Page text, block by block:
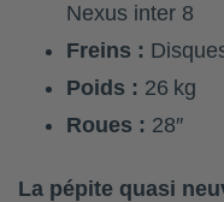
Nexus inter 8
Freins :
Poids : 26 kg
Roues : 28″
La pépite quasi